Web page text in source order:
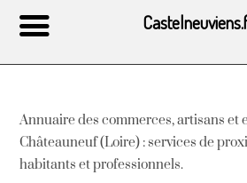
Annuaire des commerces, artisans et
Châteauneuf (Loire) : services de
habitants et professionnels.